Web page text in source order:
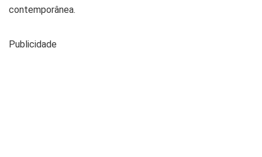
contemporânea.
Publicidade